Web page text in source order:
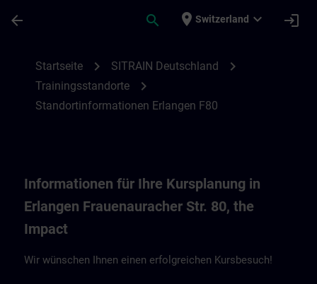
arrow_back search place Switzerland expand_more login
Startseite chevron_right SITRAIN Deutschland chevron_right
Trainingsstandorte chevron_right
Standortinformationen Erlangen F80
Informationen für Ihre Kursplanung in
Erlangen Frauenauracher Str. 80, the
Impact
Wir wünschen Ihnen einen erfolgreichen Kursbesuch!